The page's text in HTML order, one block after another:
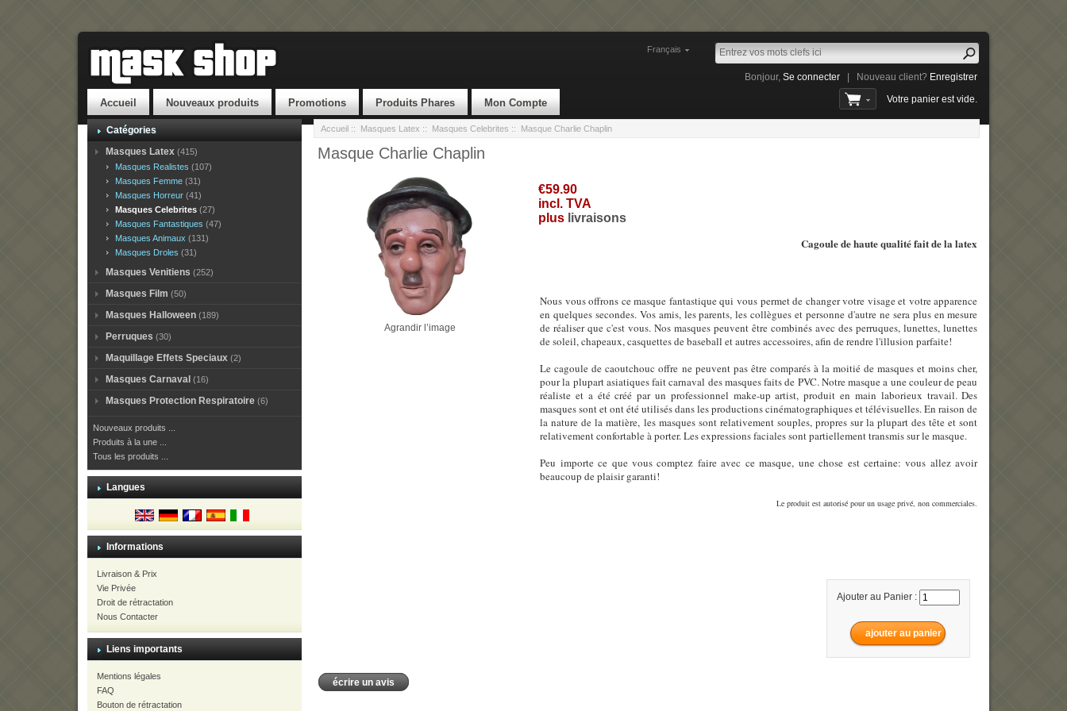
Français
Bonjour,Se connecter Nouveau client? Enregistrer
Accueil Nouveaux produits Promotions Produits Phares Mon Compte Votre panier est vide.
Catégories
Masques Latex (415)
Masques Realistes (107)
Masques Femme (31)
Masques Horreur (41)
Masques Celebrites (27)
Masques Fantastiques (47)
Masques Animaux (131)
Masques Droles (31)
Masques Venitiens (252)
Masques Film (50)
Masques Halloween (189)
Perruques (30)
Maquillage Effets Speciaux (2)
Masques Carnaval (16)
Masques Protection Respiratoire (6)
Nouveaux produits ...
Produits à la une ...
Tous les produits ...
Langues
Informations
Livraison & Prix
Vie Privée
Droit de rétractation
Nous Contacter
Liens importants
Mentions légales
FAQ
Bouton de rétractation
Accueil:: Masques Latex :: Masques Celebrites :: Masque Charlie Chaplin
Masque Charlie Chaplin
Agrandir l’image
€59.90
incl. TVA
plus livraisons
Cagoule de haute qualité fait de la latex
Nous vous offrons ce masque fantastique qui vous permet de changer votre visage et votre apparence
en quelques secondes. Vos amis, les parents, les collègues et personne d'autre ne sera plus en mesure
de réaliser que c'est vous. Nos masques peuvent être combinés avec des perruques, lunettes, lunettes
de soleil, chapeaux, casquettes de baseball et autres accessoires, afin de rendre l'illusion parfaite!
Le cagoule de caoutchouc offre ne peuvent pas être comparés à la moitié de masques et moins cher,
pour la plupart asiatiques fait carnaval des masques faits de PVC. Notre masque a une couleur de peau
réaliste et a été créé par un professionnel make-up artist, produit en main laborieux travail. Des
masques sont et ont été utilisés dans les productions cinématographiques et télévisuelles. En raison de
la nature de la matière, les masques sont relativement souples, propres sur la plupart des tête et sont
relativement confortable à porter. Les expressions faciales sont partiellement transmis sur le masque.
Peu importe ce que vous comptez faire avec ce masque, une chose est certaine: vous allez avoir
beaucoup de plaisir garanti!
Le produit est autorisé pour un usage privé, non commerciales.
Ajouter au Panier :
écrire un avis